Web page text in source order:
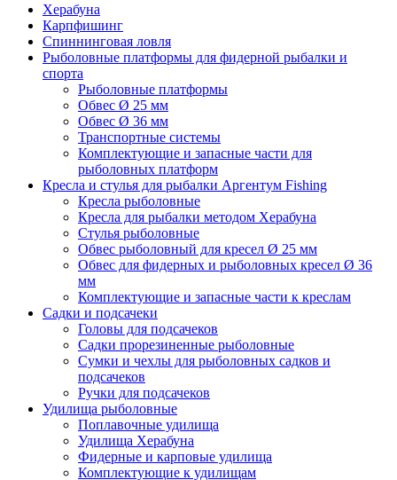
Херабуна
Карпфишинг
Спиннинговая ловля
Рыболовные платформы для фидерной рыбалки и
спорта
Рыболовные платформы
Обвес Ø 25 мм
Обвес Ø 36 мм
Транспортные системы
Комплектующие и запасные части для
рыболовных платформ
Кресла и стулья для рыбалки Аргентум Fishing
Кресла рыболовные
Кресла для рыбалки методом Херабуна
Стулья рыболовные
Обвес рыболовный для кресел Ø 25 мм
Обвес для фидерных и рыболовных кресел Ø 36
мм
Комплектующие и запасные части к креслам
Садки и подсачеки
Головы для подсачеков
Садки прорезиненные рыболовные
Сумки и чехлы для рыболовных садков и
подсачеков
Ручки для подсачеков
Удилища рыболовные
Поплавочные удилища
Удилища Херабуна
Фидерные и карповые удилища
Комплектующие к удилищам